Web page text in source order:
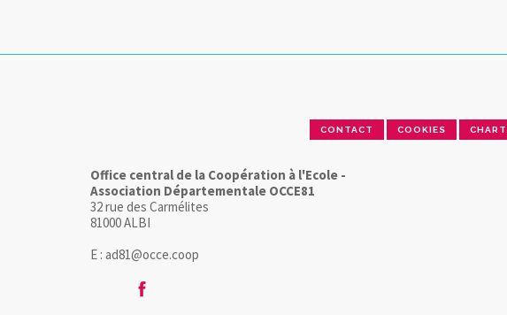
CONTACT COOKIES
Office central de la Coopération à l'Ecole -
Association Départementale OCCE81
32 rue des Carmélites
81000 ALBI
E : ad81@occe.coop